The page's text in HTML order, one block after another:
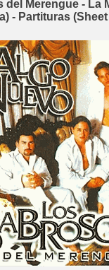
del Merengue - La
- Partituras